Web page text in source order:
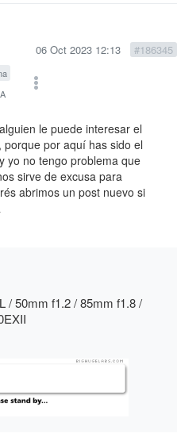
06 Oct 2023 12:13 #186345
le puede interesar el
por aquí has sido el
yo no tengo problema que
sirve de excusa para
abrimos un post nuevo si
/ 50mm f1.2 / 85mm f1.8 /